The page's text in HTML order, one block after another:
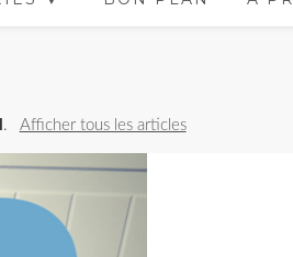
. Afficher tous les articles